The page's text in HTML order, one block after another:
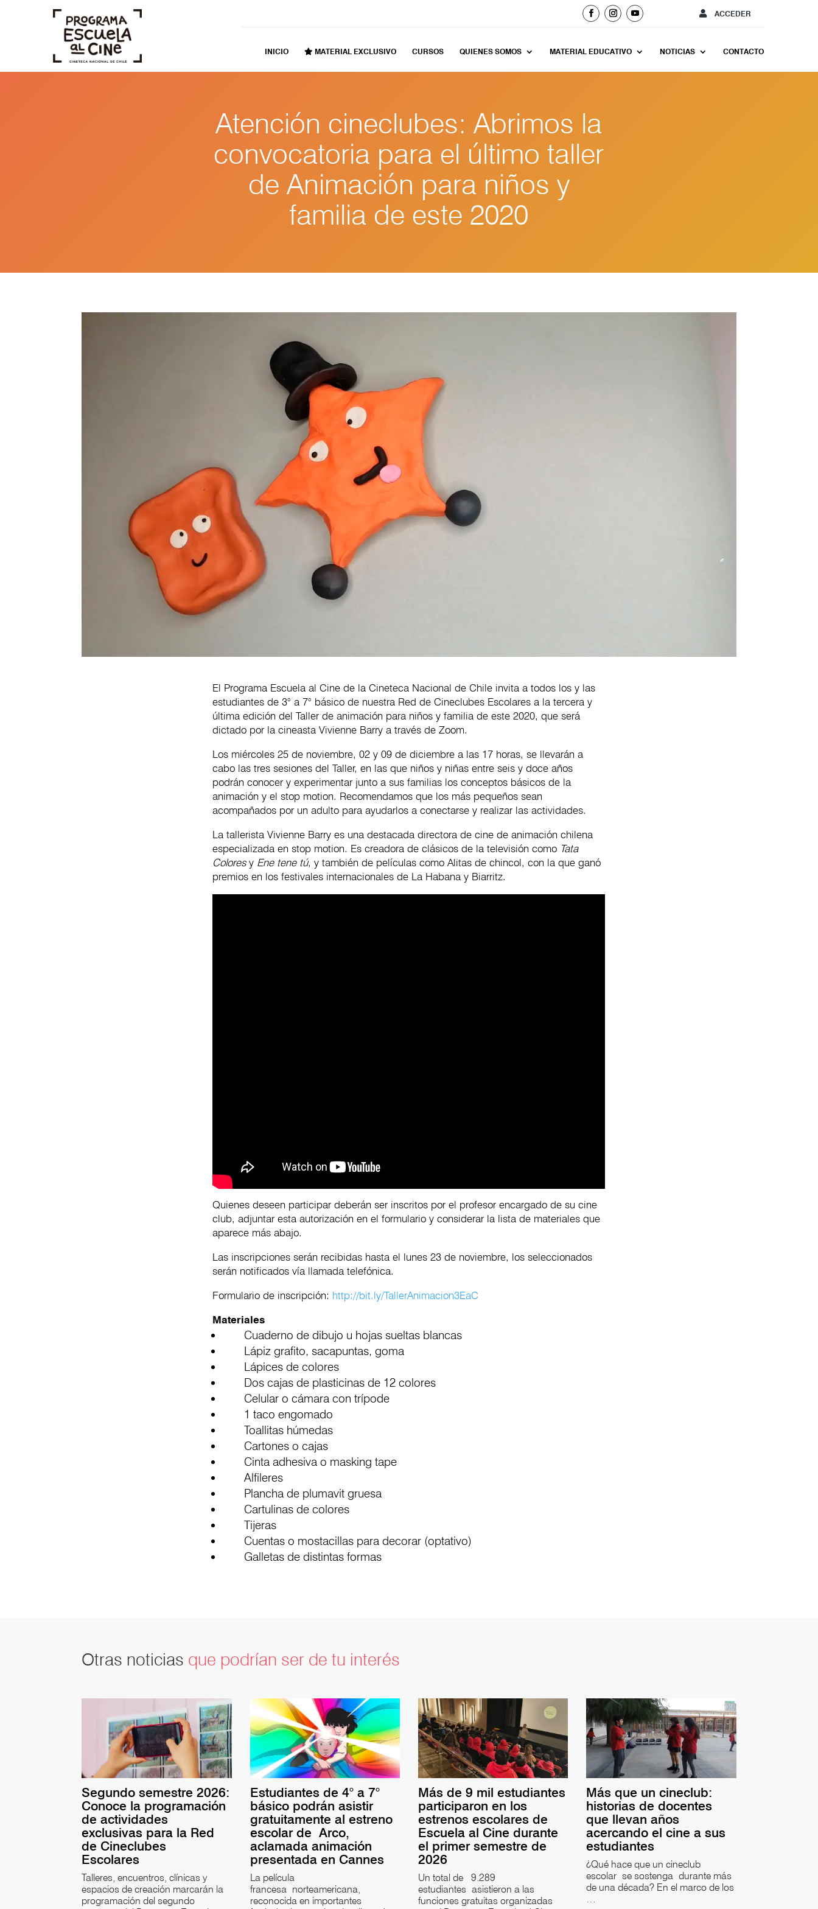
ACCEDER
INICIO MATERIAL EXCLUSIVO CURSOS QUIENES SOMOS MATERIAL EDUCATIVO NOTICIAS CONTACTO
Atención cineclubes: Abrimos la
convocatoria para el último taller
de Animación para niños y
familia de este 2020
El Programa Escuela al Cine de la Cineteca Nacional de Chile invita a todos los y las
estudiantes de 3° a 7° básico de nuestra Red de Cineclubes Escolares a la tercera y
última edición del Taller de animación para niños y familia de este 2020, que será
dictado por la cineasta Vivienne Barry a través de Zoom.
Los miércoles 25 de noviembre, 02 y 09 de diciembre a las 17 horas, se llevarán a
cabo las tres sesiones del Taller, en las que niños y niñas entre seis y doce años
podrán conocer y experimentar junto a sus familias los conceptos básicos de la
animación y el stop motion. Recomendamos que los más pequeños sean
acompañados por un adulto para ayudarlos a conectarse y realizar las actividades.
La tallerista Vivienne Barry es una destacada directora de cine de animación chilena
especializada en stop motion. Es creadora de clásicos de la televisión como Tata
Coloresy Ene tene tú, y también de películas como Alitas de chincol, con la que ganó
premios en los festivales internacionales de La Habana y Biarritz.
Quienes deseen participar deberán ser inscritos por el profesor encargado de su cine
club, adjuntar esta autorización en el formulario y considerar la lista de materiales que
aparece más abajo.
Las inscripciones serán recibidas hasta el lunes 23 de noviembre, los seleccionados
serán notificados vía llamada telefónica.
Formulario de inscripción: http://bit.ly/TallerAnimacion3EaC
Materiales
Cuaderno de dibujo u hojas sueltas blancas
Lápiz grafito, sacapuntas, goma
Lápices de colores
Dos cajas de plasticinas de 12 colores
Celular o cámara con trípode
1 taco engomado
Toallitas húmedas
Cartones o cajas
Cinta adhesiva o masking tape
Alfileres
Plancha de plumavit gruesa
Cartulinas de colores
Tijeras
Cuentas o mostacillas para decorar (optativo)
Galletas de distintas formas
Otras noticias que podrían ser de tu interés
Segundo semestre 2026:
Conoce la programación
de actividades
exclusivas para la Red
de Cineclubes
Escolares
Talleres, encuentros, clínicas y
espacios de creación marcarán la
programación del segundo
Estudiantes de 4° a 7°
básico podrán asistir
gratuitamente al estreno
escolar de Arco,
aclamada animación
presentada en Cannes
La película
francesa norteamericana,
reconocida en importantes
Más de 9 mil estudiantes
participaron en los
estrenos escolares de
Escuela al Cine durante
el primer semestre de
2026
Un total de 9.289
estudiantes asistieron a las
funciones gratuitas organizadas
Más que un cineclub:
historias de docentes
que llevan años
acercando el cine a sus
estudiantes
¿Qué hace que un cineclub
escolar se sostenga durante más
de una década? En el marco de los